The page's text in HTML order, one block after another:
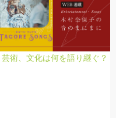
芸術、文化は何を語り継ぐ？